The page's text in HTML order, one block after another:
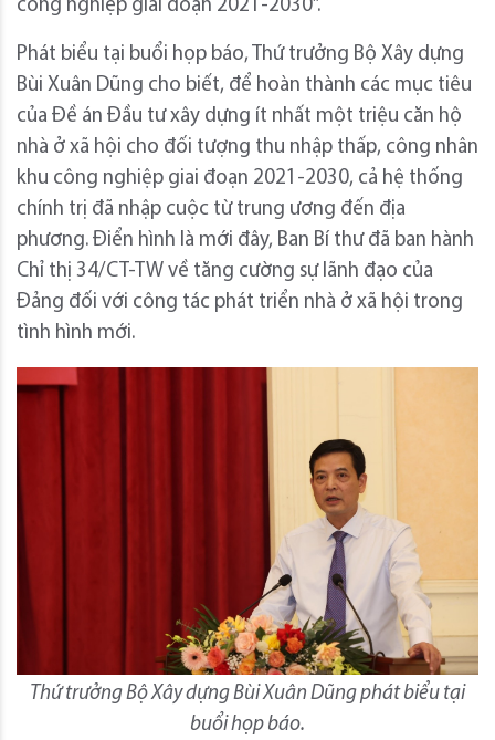
công nghiệp giai đoạn 2021-2030”.
Phát biểu tại buổi họp báo, Thứ trưởng Bộ Xây dựng
Bùi Xuân Dũng cho biết, để hoàn thành các mục tiêu
của Đề án Đầu tư xây dựng ít nhất một triệu căn hộ
nhà ở xã hội cho đối tượng thu nhập thấp, công nhân
khu công nghiệp giai đoạn 2021-2030, cả hệ thống
chính trị đã nhập cuộc từ trung ương đến địa
phương. Điển hình là mới đây, Ban Bí thư đã ban hành
Chỉ thị 34/CT-TW về tăng cường sự lãnh đạo của
Đảng đối với công tác phát triển nhà ở xã hội trong
tình hình mới.
Thứ trưởng Bộ Xây dựng Bùi Xuân Dũng phát biểu tại
buổi họp báo.